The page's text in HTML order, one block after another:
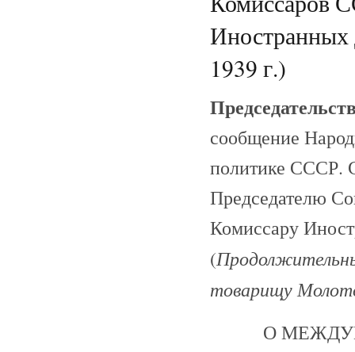
1939 г.)
сообщение
политике СССР.
Председателю
Комиссару
(
товарищу
О